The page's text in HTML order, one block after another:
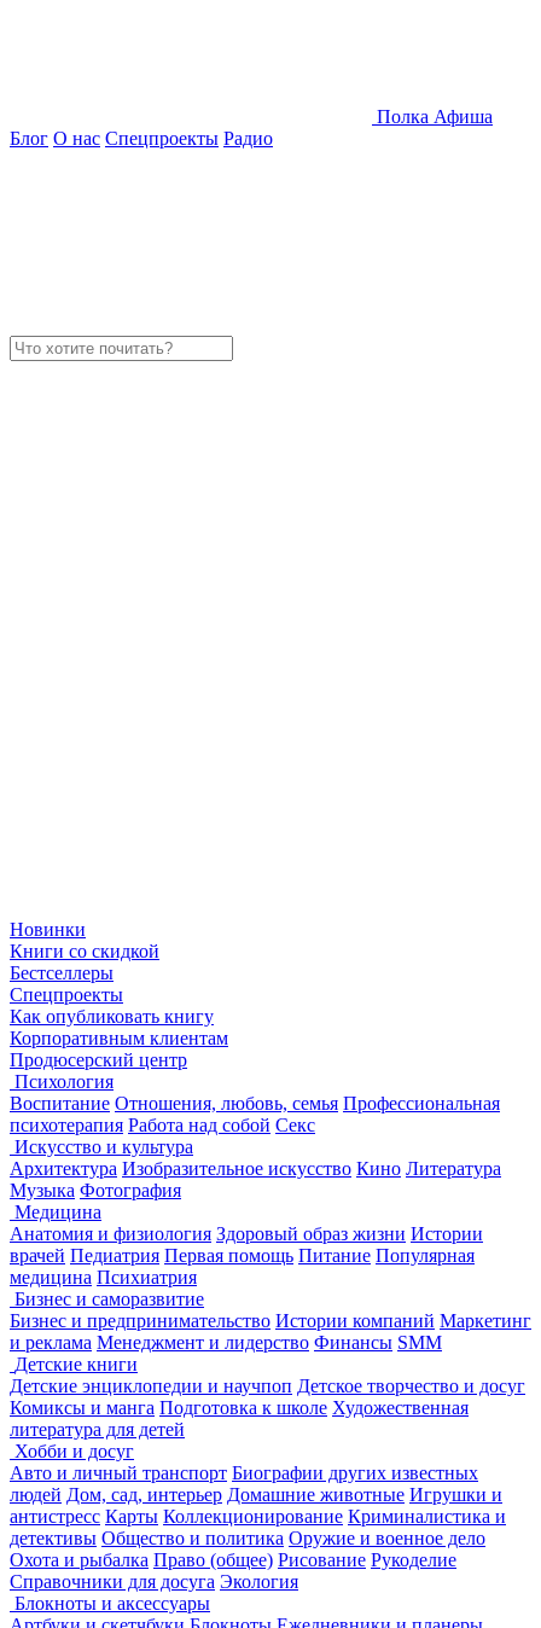
Полка Афиша
Блог О нас Спецпроекты Радио
Новинки
Книги со скидкой
Бестселлеры
Спецпроекты
Как опубликовать книгу
Корпоративным клиентам
Продюсерский центр
Психология
Воспитание Отношения, любовь, семья Профессиональная
психотерапия Работа над собой Секс
Искусство и культура
Архитектура Изобразительное искусство Кино Литература
Музыка Фотография
Медицина
Анатомия и физиология Здоровый образ жизни Истории
врачей Педиатрия Первая помощь Питание Популярная
медицина Психиатрия
Бизнес и саморазвитие
Бизнес и предпринимательство Истории компаний Маркетинг
и реклама Менеджмент и лидерство Финансы SMM
Детские книги
Детские энциклопедии и научпоп Детское творчество и досуг
Комиксы и манга Подготовка к школе Художественная
литература для детей
Хобби и досуг
Авто и личный транспорт Биографии других известных
людей Дом, сад, интерьер Домашние животные Игрушки и
антистресс Карты Коллекционирование Криминалистика и
детективы Общество и политика Оружие и военное дело
Охота и рыбалка Право (общее) Рисование Рукоделие
Справочники для досуга Экология
Блокноты и аксессуары